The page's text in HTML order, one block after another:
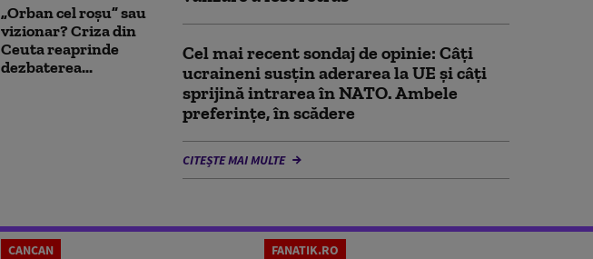
„Orban cel roșu” sau
vizionar? Criza din
Ceuta reaprinde
dezbaterea...
Cel mai recent sondaj de opinie: Câți
ucraineni susțin aderarea la UE și câți
sprijină intrarea în NATO. Ambele
preferințe, în scădere
CITEȘTE MAI MULTE
CANCAN FANATIK.RO